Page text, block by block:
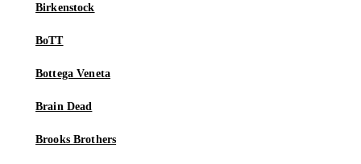
Birkenstock
BoTT
Bottega Veneta
Brain Dead
Brooks Brothers